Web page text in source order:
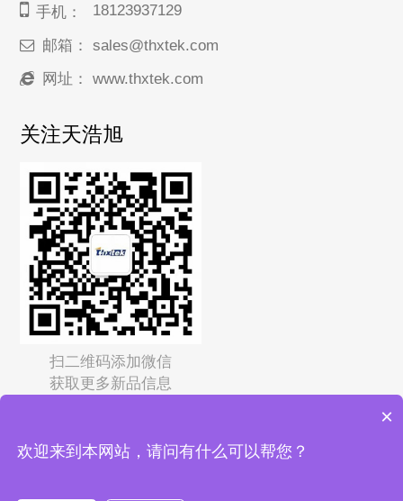
手机： 18123937129
邮箱： sales@thxtek.com
网址： www.thxtek.com
关注天浩旭
扫二维码添加微信
获取更多新品信息
Copyright © 2026 深圳市天浩旭科技有限公司保留所有权
×
欢迎来到本网站，请问有什么可以帮您？